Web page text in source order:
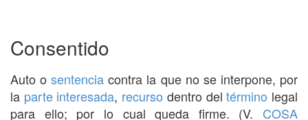
Consentido
Auto osentencia contra la que no se interpone, por
la parte interesada, recurso dentro deltérmino legal
para ello; por lo cual queda firme. (V. COSA